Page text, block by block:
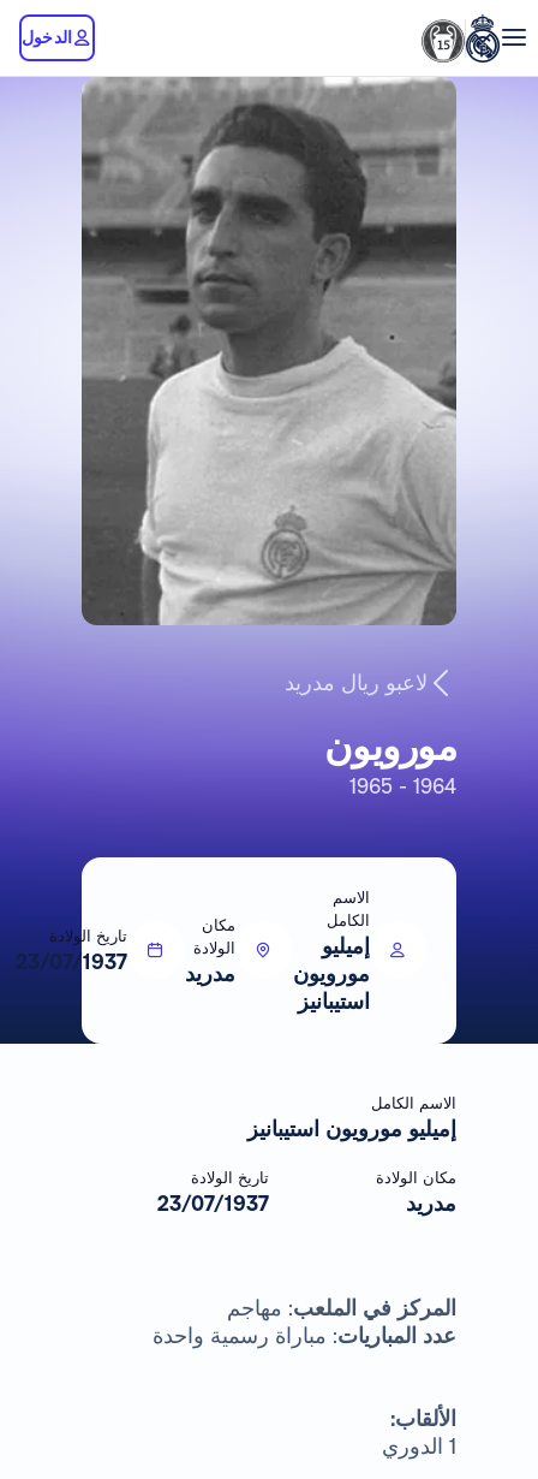
الدخول
لاعبو ريال مدريد
مورويون
1964 - 1965
الاسم
الكامل
إميليو
مورويون
استيبانيز
مكان
الولادة
مدريد
تاريخ الولادة
23/07/1937
الاسم الكامل
إميليو مورويون استيبانيز
مكان الولادة
مدريد
تاريخ الولادة
23/07/1937
المركز في الملعب: مهاجم
عدد المباريات: مباراة رسمية واحدة
الألقاب:
1 الدوري